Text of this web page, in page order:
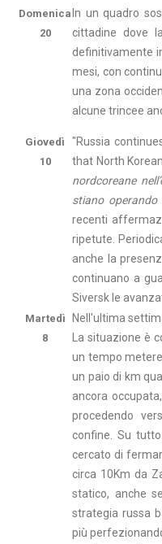
Domenica
20​
In un quadro
cittadine dove
definitivamente
mesi, con
una zona
alcune trincee
Giovedì
10
"Russia
that North
nordcoreane
stiano
recenti
ripetute.
anche la
continuano a
Siversk le
Martedì
8
Nell'ultima
La situazione è
un tempo
un paio di km
ancora
procedendo
confine. Su
cercato di
circa 10Km da
statico, anche
strategia russa
più